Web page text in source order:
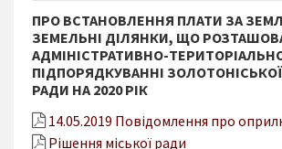
ПРО ВСТАНОВЛЕННЯ ПЛАТИ ЗА
ЗЕМЕЛЬНІ ДІЛЯНКИ, ЩО
АДМІНІСТРАТИВНО-
ПІДПОРЯДКУВАННІ
РАДИ НА 2020 РІК
14.05.2019 Повідомлення про
Рішення міської ради